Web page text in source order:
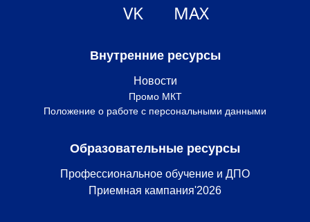
VK MAX
Внутренние ресурсы
Новости
Промо МКТ
Положение о работе с персональными данными
Образовательные ресурсы
Профессиональное обучение и ДПО
Приемная кампания'2026